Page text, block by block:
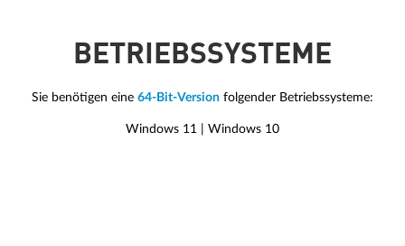
BETRIEBSSYSTEME
Sie benötigen eine 64-Bit-Version folgender Betriebssysteme:
Windows 11 | Windows 10